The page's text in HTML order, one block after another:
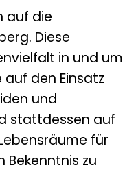
auf die
Diese
in und um
den Einsatz
und
stattdessen auf
für
Bekenntnis zu